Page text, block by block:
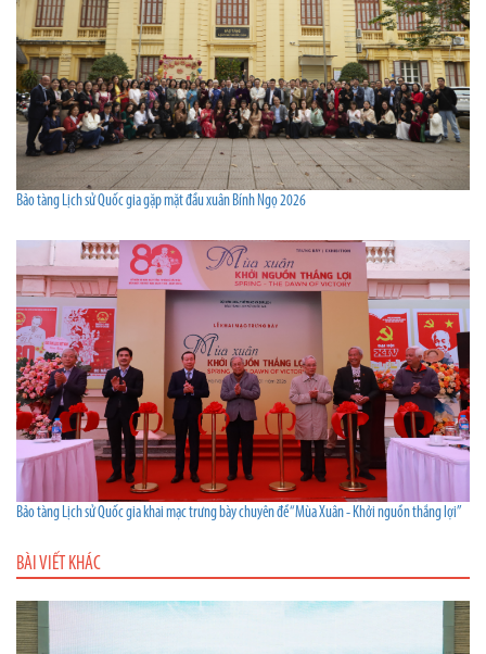
Bảo tàng Lịch sử Quốc gia gặp mặt đầu xuân Bính Ngọ 2026
Bảo tàng Lịch sử Quốc gia khai mạc trưng bày chuyên đề “Mùa Xuân - Khởi nguồn thắng lợi”
BÀI VIẾT KHÁC